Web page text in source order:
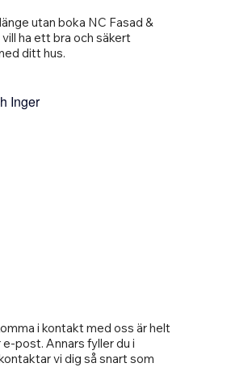
Inger
utan boka NC Fasad &
ha ett bra och säkert
ditt hus.
i kontakt med oss är helt
post. Annars fyller du i
vi dig så snart som